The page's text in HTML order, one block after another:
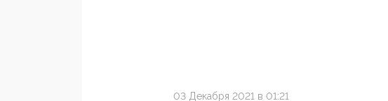
03 Декабря 2021 в 01:21